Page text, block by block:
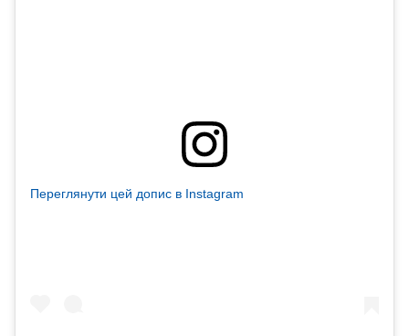
Переглянути цей допис в Instagram